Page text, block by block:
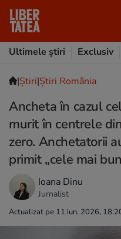
Ultimele știri
Exclusiv
|Ştiri|Știri România
Ancheta în cazul
murit în centrele
zero. Anchetatorii
primit „cele mai
Ioana Dinu
Jurnalist
Actualizat pe 11 iun. 2026,